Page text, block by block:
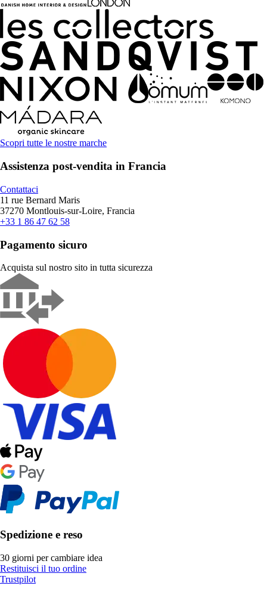
Scopri tutte le nostre marche
Assistenza post-vendita in Francia
Contattaci
11 rue Bernard Maris
37270 Montlouis-sur-Loire, Francia
+33 1 86 47 62 58
Pagamento sicuro
Acquista sul nostro sito in tutta sicurezza
Spedizione e reso
30 giorni per cambiare idea
Restituisci il tuo ordine
Trustpilot